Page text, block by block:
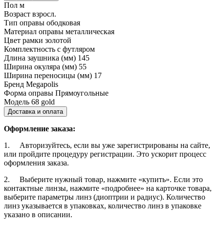
Пол м
Возраст взросл.
Тип оправы ободковая
Материал оправы металлическая
Цвет рамки золотой
Комплектность с футляром
Длина заушника (мм) 145
Ширина окуляра (мм) 55
Ширина переносицы (мм) 17
Бренд Megapolis
Форма оправы Прямоугольные
Модель 68 gold
Доставка и оплата
Оформление заказа:
1. Авторизуйтесь, если вы уже зарегистрированы на сайте,
или пройдите процедуру регистрации. Это ускорит процесс
оформления заказа.
2. Выберите нужный товар, нажмите «купить». Если это
контактные линзы, нажмите «подробнее» на карточке товара,
выберите параметры линз (диоптрии и радиус). Количество
линз указывается в упаковках, количество линз в упаковке
указано в описании.